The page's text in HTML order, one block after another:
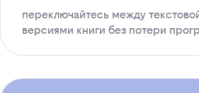
переключайтесь между
версиями книги без потери